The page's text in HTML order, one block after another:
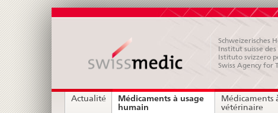
Schweizerisches
Institut suisse
Istituto svizzero
Swiss Agency for
Navigation
Actualité
Médicaments à usage
humain
Médicaments
vétérinaire